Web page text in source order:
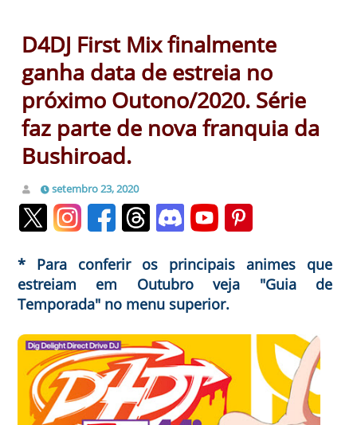
D4DJ First Mix finalmente
ganha data de estreia no
próximo Outono/2020. Série
faz parte de nova franquia da
Bushiroad.
setembro 23, 2020
* Para conferir os principais animes que
estreiam em Outubro veja "Guia de
Temporada" no menu superior.